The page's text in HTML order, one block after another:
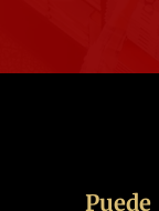
Puede